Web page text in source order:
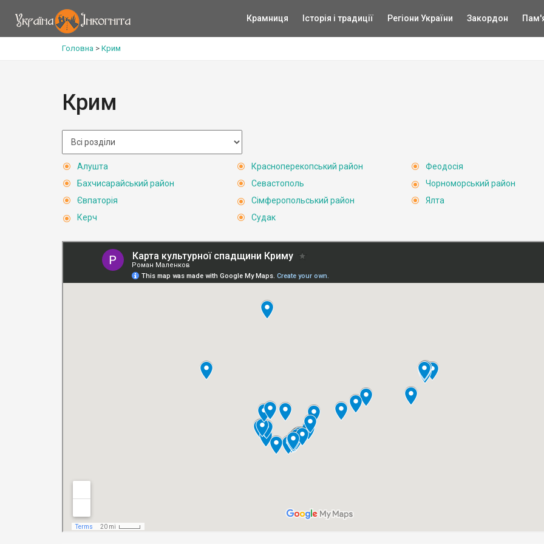
Крамниця Історія і традиції Регіони України Закордон
Головна > Крим
Крим
Алушта
Бахчисарайський район
Євпаторія
Керч
Красноперекопський район
Севастополь
Сімферопольський район
Судак
Феодосія
Чорноморський район
Ялта